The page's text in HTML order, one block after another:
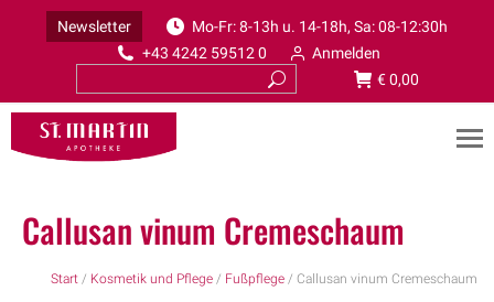
Newsletter
Mo-Fr: 8-13h u. 14-18h, Sa: 08-12:30h
+43 4242 59512 0
Anmelden
€0,00
Callusan vinum Cremeschaum
Start / Kosmetik und Pflege / Fußpflege / Callusan vinum Cremeschaum